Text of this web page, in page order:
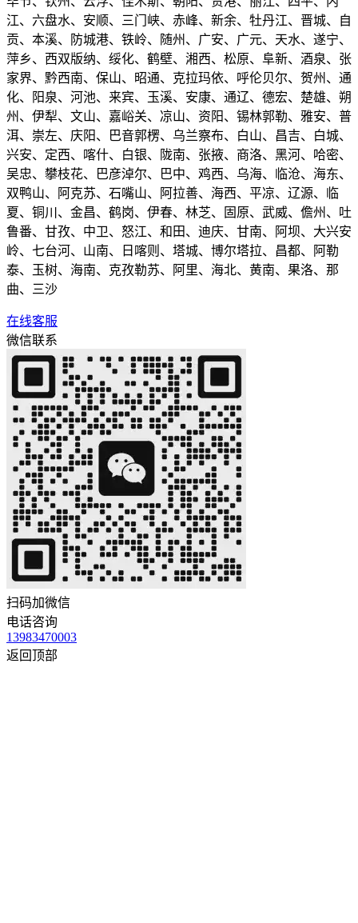
江、六盘水、安顺、三门峡、赤峰、新余、牡丹江、晋城、自
贡、本溪、防城港、铁岭、随州、广安、广元、天水、遂宁、
萍乡、西双版纳、绥化、鹤壁、湘西、松原、阜新、酒泉、张
家界、黔西南、保山、昭通、克拉玛依、呼伦贝尔、贺州、通
化、阳泉、河池、来宾、玉溪、安康、通辽、德宏、楚雄、朔
州、伊犁、文山、嘉峪关、凉山、资阳、锡林郭勒、雅安、普
洱、崇左、庆阳、巴音郭楞、乌兰察布、白山、昌吉、白城、
兴安、定西、喀什、白银、陇南、张掖、商洛、黑河、哈密、
吴忠、攀枝花、巴彦淖尔、巴中、鸡西、乌海、临沧、海东、
双鸭山、阿克苏、石嘴山、阿拉善、海西、平凉、辽源、临
夏、铜川、金昌、鹤岗、伊春、林芝、固原、武威、儋州、吐
鲁番、甘孜、中卫、怒江、和田、迪庆、甘南、阿坝、大兴安
岭、七台河、山南、日喀则、塔城、博尔塔拉、昌都、阿勒
泰、玉树、海南、克孜勒苏、阿里、海北、黄南、果洛、那
曲、三沙
在线客服
微信联系
扫码加微信
电话咨询
13983470003
返回顶部